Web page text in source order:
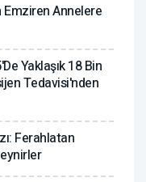
Annelere
Yaklaşık 18 Bin
Tedavisi'nden
Ferahlatan